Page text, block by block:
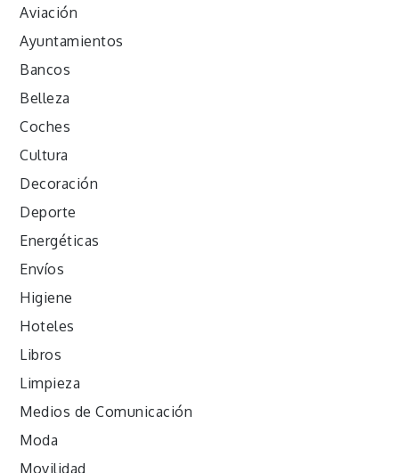
Aviación
Ayuntamientos
Bancos
Belleza
Coches
Cultura
Decoración
Deporte
Energéticas
Envíos
Higiene
Hoteles
Libros
Limpieza
Medios de Comunicación
Moda
Movilidad